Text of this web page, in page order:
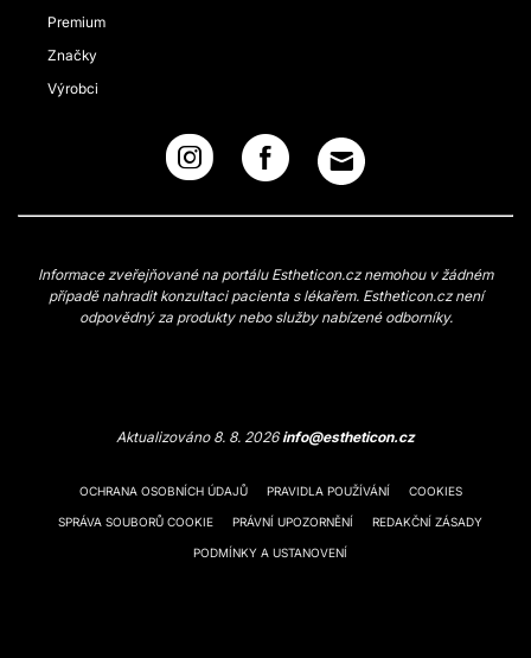
Premium
Značky
Výrobci
Informace zveřejňované na portálu Estheticon.cz nemohou v žádném
případě nahradit konzultaci pacienta s lékařem. Estheticon.cz není
odpovědný za produkty nebo služby nabízené odborníky.
Aktualizováno 8. 8. 2026info@estheticon.cz
OCHRANA OSOBNÍCH ÚDAJŮ PRAVIDLA POUŽÍVÁNÍ COOKIES
SPRÁVA SOUBORŮ COOKIE PRÁVNÍ UPOZORNĚNÍ REDAKČNÍ ZÁSADY
PODMÍNKY A USTANOVENÍ